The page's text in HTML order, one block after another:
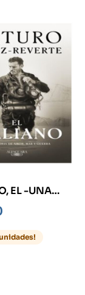
EL -UNA
DE AMOR